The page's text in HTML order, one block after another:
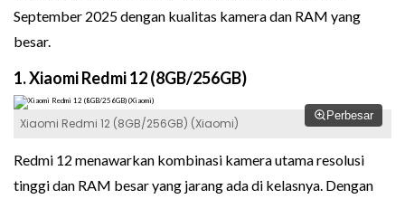
September 2025 dengan kualitas kamera dan RAM yang
besar.
1. Xiaomi Redmi 12 (8GB/256GB)
Perbesar
Xiaomi Redmi 12 (8GB/256GB) (Xiaomi)
Redmi 12 menawarkan kombinasi kamera utama resolusi
tinggi dan RAM besar yang jarang ada di kelasnya. Dengan